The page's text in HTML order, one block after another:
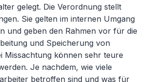
gelegt. Die Verordnung stellt
Sie gelten im internen Umgang
und geben den Rahmen vor für die
und Speicherung von
Missachtung können sehr teure
Je nachdem, wie viele
betroffen sind und was für